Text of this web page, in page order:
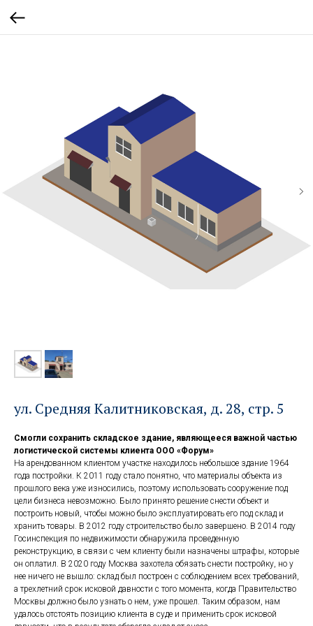
ул. Средняя Калитниковская, д. 28, стр. 5
Смогли сохранить складское здание, являющееся важной частью
логистической системы клиента ООО «Форум»
На арендованном клиентом участке находилось небольшое здание 1964
года постройки. К 2011 году стало понятно, что материалы объекта из
прошлого века уже износились, поэтому использовать сооружение под
цели бизнеса невозможно. Было принято решение снести объект и
построить новый, чтобы можно было эксплуатировать его под склад и
хранить товары. В 2012 году строительство было завершено. В 2014 году
Госинспекция по недвижимости обнаружила проведенную
реконструкцию, в связи с чем клиенту были назначены штрафы, которые
он оплатил. В 2020 году Москва захотела обязать снести постройку, но у
нее ничего не вышло: склад был построен с соблюдением всех требований,
а трехлетний срок исковой давности с того момента, когда Правительство
Москвы должно было узнать о нем, уже прошел. Таким образом, нам
удалось отстоять позицию клиента в суде и применить срок исковой